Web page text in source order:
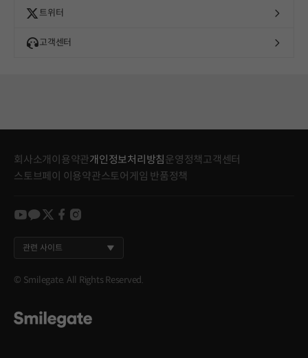
트위터
고객센터
회사소개이용약관개인정보처리방침 운영정책고객센터
스토브페이 이용약관스토어게임 반품정책
youtube
kakao
twitter
facebook
instagram
관련 사이트
© Smilegate. All Rights Reserved.